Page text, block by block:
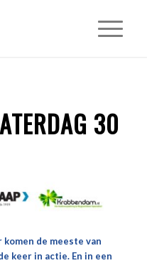
30
de meeste van
keer in actie. En in een